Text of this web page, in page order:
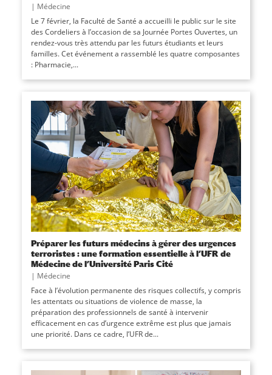
| Médecine
Le 7 février, la Faculté de Santé a accueilli le public sur le site
des Cordeliers à l’occasion de sa Journée Portes Ouvertes, un
rendez-vous très attendu par les futurs étudiants et leurs
familles. Cet événement a rassemblé les quatre composantes
: Pharmacie,...
Préparer les futurs médecins à gérer des urgences
terroristes : une formation essentielle à l’UFR de
Médecine de l’Université Paris Cité
| Médecine
Face à l’évolution permanente des risques collectifs, y compris
les attentats ou situations de violence de masse, la
préparation des professionnels de santé à intervenir
efficacement en cas d’urgence extrême est plus que jamais
une priorité. Dans ce cadre, l’UFR de...